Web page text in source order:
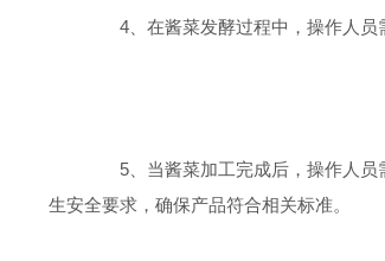
4、在酱菜发酵过程中，操作人员需
5、当酱菜加工完成后，操作人员
生安全要求，确保产品符合相关标准。